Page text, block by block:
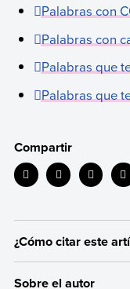
Palabras con
Palabras con
Palabras que
Palabras que
Compartir
¿Cómo citar este
dar crédito a los
Sobre el autor